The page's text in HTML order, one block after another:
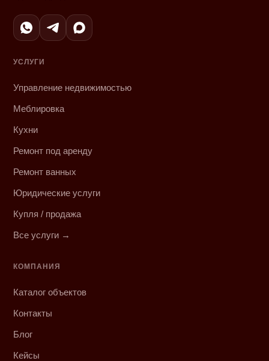
УСЛУГИ
Управление недвижимостью
Меблировка
Кухни
Ремонт под аренду
Ремонт ванных
Юридические услуги
Купля / продажа
Все услуги →
КОМПАНИЯ
Каталог объектов
Контакты
Блог
Кейсы